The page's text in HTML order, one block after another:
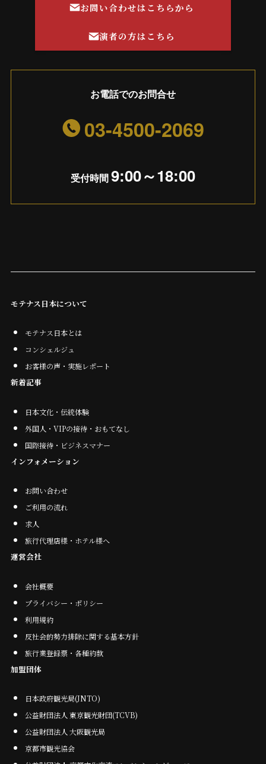
お問い合わせはこちらから
演者の方はこちら
お電話でのお問合せ
03-4500-2069
受付時間9:00～18:00
モテナス日本について
モテナス日本とは
コンシェルジュ
お客様の声・実施レポート
新着記事
日本文化・伝統体験
外国人・VIPの接待・おもてなし
国際接待・ビジネスマナー
インフォメーション
お問い合わせ
ご利用の流れ
求人
旅行代理店様・ホテル様へ
運営会社
会社概要
プライバシー・ポリシー
利用規約
反社会的勢力排除に関する基本方針
旅行業登録票・各種約款
加盟団体
日本政府観光局(JNTO)
公益財団法人 東京観光財団(TCVB)
公益財団法人 大阪観光局
京都市観光協会